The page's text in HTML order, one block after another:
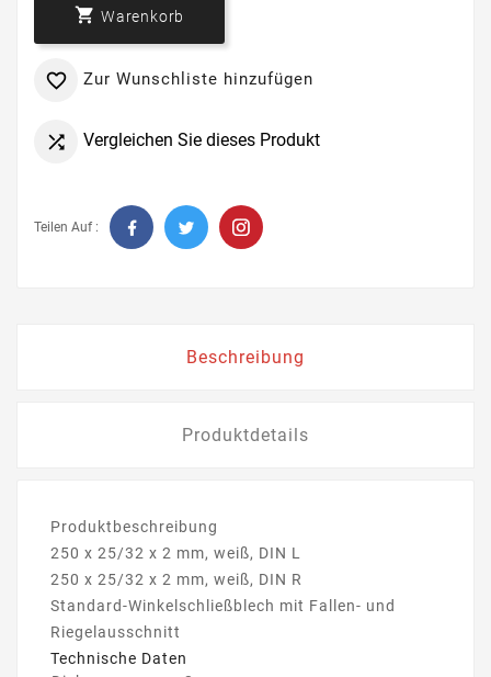
 Warenkorb
 Zur Wunschliste hinzufügen
 Vergleichen Sie dieses Produkt
Teilen Auf :
Beschreibung
Produktdetails
Produktbeschreibung
250 x 25/32 x 2 mm, weiß, DIN L
250 x 25/32 x 2 mm, weiß, DIN R
Standard-Winkelschließblech mit Fallen- und
Riegelausschnitt
Technische Daten